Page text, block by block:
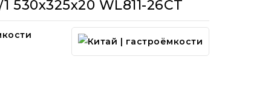
530x325x20 WL811-26CT